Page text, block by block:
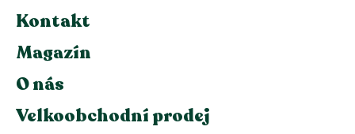
Kontakt
Magazín
O nás
Velkoobchodní prodej